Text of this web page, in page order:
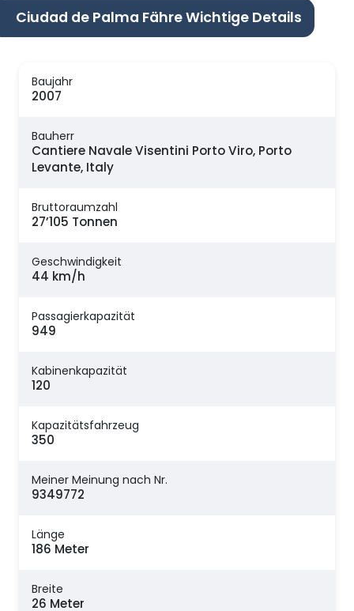
Ciudad de Palma Fähre Wichtige Details
Baujahr
2007
Bauherr
Cantiere Navale Visentini Porto Viro, Porto
Levante, Italy
Bruttoraumzahl
27’105 Tonnen
Geschwindigkeit
44 km/h
Passagierkapazität
949
Kabinenkapazität
120
Kapazitätsfahrzeug
350
Meiner Meinung nach Nr.
9349772
Länge
186 Meter
Breite
26 Meter